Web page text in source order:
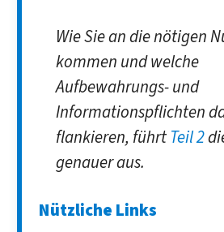
Wie Sie an die nötigen
kommen und welche
Aufbewahrungs- und
Informationspflichten
flankieren, führtTeil 2
genauer aus.
Nützliche Links